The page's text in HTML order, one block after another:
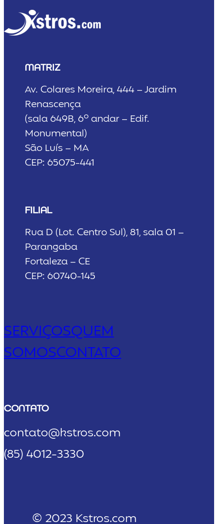
MATRIZ
Av. Colares Moreira, 444 – Jardim
Renascença
(sala 649B, 6º andar – Edif.
Monumental)
São Luís – MA
CEP: 65075-441
FILIAL
Rua D (Lot. Centro Sul), 81, sala 01 –
Parangaba
Fortaleza – CE
CEP: 60740-145
SERVIÇOSQUEM
SOMOSCONTATO
CONTATO
contato@kstros.com
(85) 4012-3330
© 2023 Kstros.com